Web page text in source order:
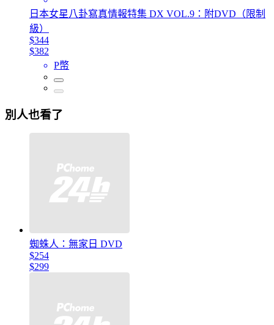
日本女星八卦寫真情報特集 DX VOL.9：附DVD（限制
級）
$344
$382
P幣
別人也看了
蜘蛛人：無家日 DVD
$254
$299